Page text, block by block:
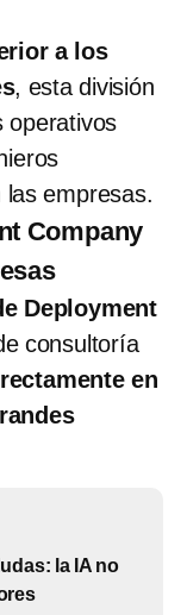
a los
, esta división
operativos
empresas.
Company
Deployment
consultoría
en
la IA no